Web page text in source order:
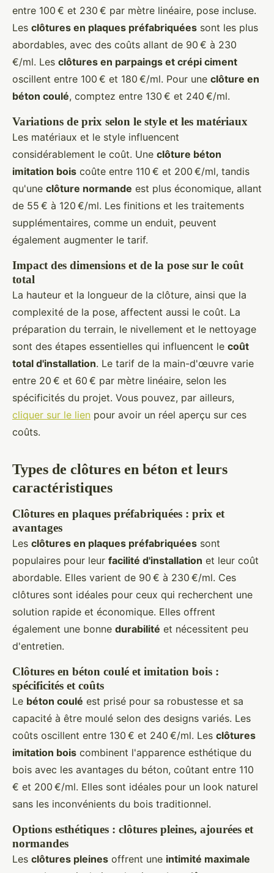
entre 100 € et 230 € par mètre linéaire, pose incluse.
Les clôtures en plaques préfabriquées sont les plus
abordables, avec des coûts allant de 90 € à 230
€/ml. Les clôtures en parpaings et crépi ciment
oscillent entre 100 € et 180 €/ml. Pour une clôture en
béton coulé, comptez entre 130 € et 240 €/ml.
Variations de prix selon le style et les matériaux
Les matériaux et le style influencent
considérablement le coût. Une clôture béton
imitation bois coûte entre 110 € et 200 €/ml, tandis
qu'une clôture normande est plus économique, allant
de 55 € à 120 €/ml. Les finitions et les traitements
supplémentaires, comme un enduit, peuvent
également augmenter le tarif.
Impact des dimensions et de la pose sur le coût
total
La hauteur et la longueur de la clôture, ainsi que la
complexité de la pose, affectent aussi le coût. La
préparation du terrain, le nivellement et le nettoyage
sont des étapes essentielles qui influencent le coût
total d'installation. Le tarif de la main-d'œuvre varie
entre 20 € et 60 € par mètre linéaire, selon les
spécificités du projet. Vous pouvez, par ailleurs,
cliquer sur le lien pour avoir un réel aperçu sur ces
coûts.
Types de clôtures en béton et leurs
caractéristiques
Clôtures en plaques préfabriquées : prix et
avantages
Les clôtures en plaques préfabriquées sont
populaires pour leur facilité d'installation et leur coût
abordable. Elles varient de 90 € à 230 €/ml. Ces
clôtures sont idéales pour ceux qui recherchent une
solution rapide et économique. Elles offrent
également une bonne durabilité et nécessitent peu
d'entretien.
Clôtures en béton coulé et imitation bois :
spécificités et coûts
Le béton coulé est prisé pour sa robustesse et sa
capacité à être moulé selon des designs variés. Les
coûts oscillent entre 130 € et 240 €/ml. Les clôtures
imitation bois combinent l'apparence esthétique du
bois avec les avantages du béton, coûtant entre 110
€ et 200 €/ml. Elles sont idéales pour un look naturel
sans les inconvénients du bois traditionnel.
Options esthétiques : clôtures pleines, ajourées et
normandes
Les clôtures pleines offrent une intimité maximale